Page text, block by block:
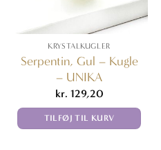
KRYSTALKUGLER
Serpentin, Gul – Kugle
– UNIKA
kr. 129,20
TILFØJ TIL KURV